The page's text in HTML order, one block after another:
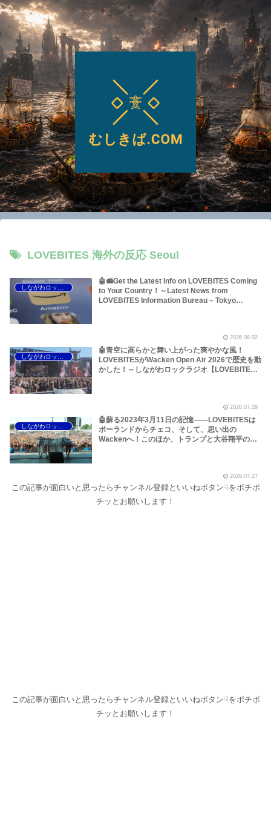
LOVEBITES 海外の反応 Seoul
🤖📻Get the Latest Info on LOVEBITES Coming
to Your Country！～Latest News from
LOVEBITES Information Bureau – Tokyo
2026.08.02
しながわロックラジオ
🤖青空に高らかと舞い上がった爽やかな風！
LOVEBITESがWacken Open Air 2026で歴史を動
かした！～しながわロックラジオ【LOVEBITES
Hell】【LOVEBITES Soldier Stands Solitarily】
【LOVEBITES When Destinies Align】
【LOVEBITES M.D.O.】【LOVEBITES Holy
War】
2026.07.29
🤖蘇る2023年3月11日の記憶――LOVEBITESは
ポーランドからチェコ、そして、思い出の
Wackenへ！このほか、トランプと大谷翔平のア
【LOVEBITES The Castaway】【LOVEBITES
One Will Remain】【LOVEBITES We The
United】【LOVEBITES Nameless Warrior】
【James Last Vibrations】
2026.07.27
この記事が面白いと思ったらチャンネル登録といいねボタン☟をポチポ
チッとお願いします！
この記事が面白いと思ったらチャンネル登録といいねボタン☟をポチポ
チッとお願いします！